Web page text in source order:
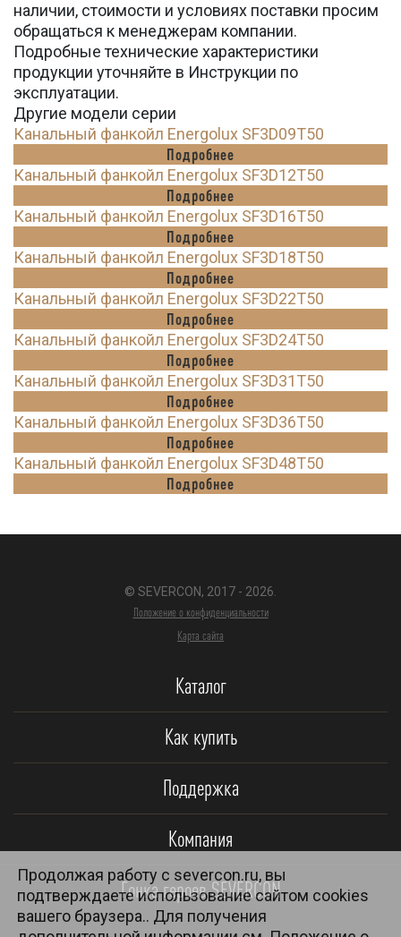
наличии, стоимости и условиях поставки просим
обращаться к менеджерам компании.
Подробные технические характеристики
продукции уточняйте в Инструкции по
эксплуатации.
Другие модели серии
Канальный фанкойл Energolux SF3D09T50
Подробнее
Канальный фанкойл Energolux SF3D12T50
Подробнее
Канальный фанкойл Energolux SF3D16T50
Подробнее
Канальный фанкойл Energolux SF3D18T50
Подробнее
Канальный фанкойл Energolux SF3D22T50
Подробнее
Канальный фанкойл Energolux SF3D24T50
Подробнее
Канальный фанкойл Energolux SF3D31T50
Подробнее
Канальный фанкойл Energolux SF3D36T50
Подробнее
Канальный фанкойл Energolux SF3D48T50
Подробнее
© SEVERCON, 2017 - 2026.
Положение о конфиденциальности
Карта сайта
Каталог
Как купить
Поддержка
Компания
Гонка героев SEVERCON
Продолжая работу с severcon.ru, вы
подтверждаете использование сайтом cookies
вашего браузера.. Для получения